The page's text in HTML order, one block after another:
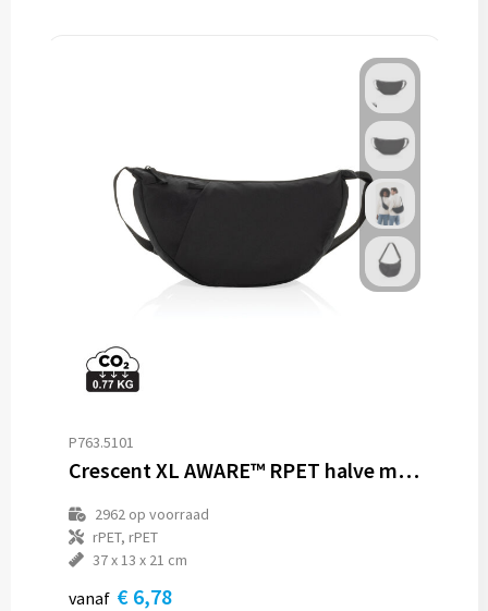
P763.5101
Crescent XL AWARE™ RPET halve maan sling bag
2962op voorraad
rPET, rPET
37 x 13 x 21 cm
vanaf € 6,78